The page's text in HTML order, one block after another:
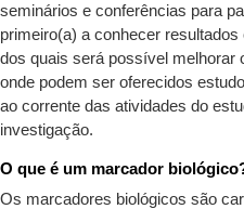
seminários e conferências para
primeiro(a) a conhecer
dos quais será possível melhorar
onde podem ser oferecidos
ao corrente das atividades do
investigação.
O que é um marcador
Os marcadores biológicos são